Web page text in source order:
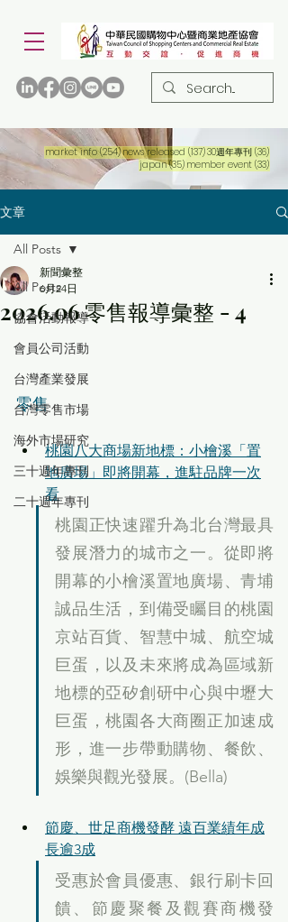
market info (254)254 篇文章
news released (137)137 篇文章
30週年專刊 (36)36 篇
japan (35)35 篇文章
member event (33)33 篇
文章
All Posts
協會活動報導
會員公司活動
台灣產業發展
台灣零售市場
海外市場研究
三十週年專刊
二十週年專刊
All Posts
2026.06 零售報導彙整 - 4
新聞彙整
6月24日
零售
桃園八大商場新地標：小檜溪「置
地廣場」即將開幕，進駐品牌一次
看
桃園正快速躍升為北台灣最具
發展潛力的城市之一。從即將
開幕的小檜溪置地廣場、青埔
誠品生活，到備受矚目的桃園
京站百貨、智慧中城、航空城
巨蛋，以及未來將成為區域新
地標的亞矽創研中心與中壢大
巨蛋，桃園各大商圈正加速成
形，進一步帶動購物、餐飲、
娛樂與觀光發展。(Bella)
節慶、世足商機發酵 遠百業績年成
長逾3成
受惠於會員優惠、銀行刷卡回
饋、節慶聚餐及觀賽商機發